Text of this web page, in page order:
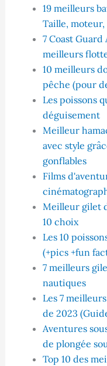
19 meilleurs
Taille,
7 Coast
meilleurs
10 meilleurs
pêche (pour
Les poissons
déguisement
Meilleur
avec style
gonflables
Films
Meilleur gilet
10 choix
Les 10
(+pics +fun
7 meilleurs
nautiques
Les 7
de 2023
Aventures
de plongée
Top 10 des